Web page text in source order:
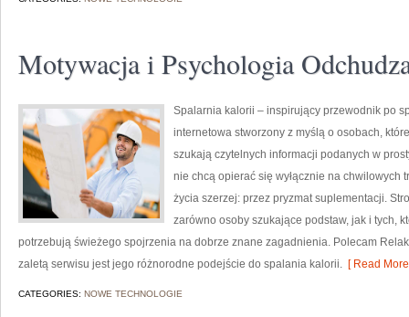
Motywacja i Psychologia
Spalarnia kalorii – inspirujący przewodnik po
internetowa stworzony z myślą o osobach,
szukają czytelnych informacji podanych w
nie chcą opierać się wyłącznie na chwilowych
życia szerzej: przez pryzmat suplementacji.
zarówno osoby szukające podstaw, jak i tych,
potrzebują świeżego spojrzenia na dobrze znane zagadnienia. Polecam
zaletą serwisu jest jego różnorodne podejście do spalania kalorii. [ Read
CATEGORIES: NOWE TECHNOLOGIE